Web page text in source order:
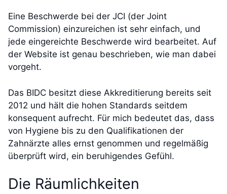
Eine Beschwerde bei der JCI (der Joint
Commission) einzureichen ist sehr einfach, und
jede eingereichte Beschwerde wird bearbeitet. Auf
der Website ist genau beschrieben, wie man dabei
vorgeht.
Das BIDC besitzt diese Akkreditierung bereits seit
2012 und hält die hohen Standards seitdem
konsequent aufrecht. Für mich bedeutet das, dass
von Hygiene bis zu den Qualifikationen der
Zahnärzte alles ernst genommen und regelmäßig
überprüft wird, ein beruhigendes Gefühl.
Die Räumlichkeiten